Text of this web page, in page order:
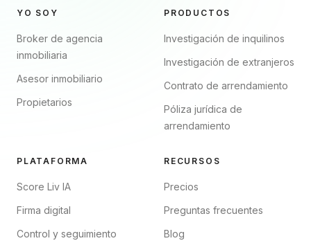
YO SOY
Broker de agencia
inmobiliaria
Asesor inmobiliario
Propietarios
PRODUCTOS
Investigación de inquilinos
Investigación de extranjeros
Contrato de arrendamiento
Póliza jurídica de
arrendamiento
PLATAFORMA
Score Liv IA
Firma digital
Control y seguimiento
RECURSOS
Precios
Preguntas frecuentes
Blog